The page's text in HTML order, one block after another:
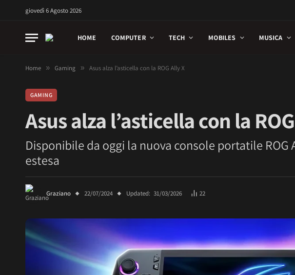
giovedì 6 Agosto 2026
HOME COMPUTER TECH MOBILES MUSICA
Home » Gaming » Asus alza l’asticella con la ROG Ally X
GAMING
Asus alza l’asticella con la
Disponibile da oggi la nuova console portatile
estesa
Graziano 22/07/2024 Updated: 31/03/2026 22